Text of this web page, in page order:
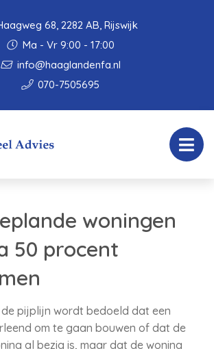
68, 2282 AB, Rijswijk
Ma - Vr 9:00 - 17:00
info@haaglandenfa.nl
070-7505695
woningen
50 procent
de pijplijn wordt bedoeld dat een
om te gaan bouwen of dat de
al bezig is, maar dat de woning